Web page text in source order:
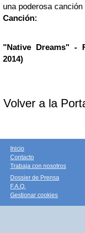
una poderosa canción
Canción:
"Native Dreams" -
2014)
Volver a la
Inicio
Contacto
Trabaja con nosotros
Dossier de Prensa
F.A.Q.
Gestionar cookies